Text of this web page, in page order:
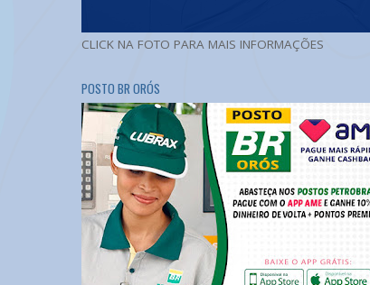
CLICK NA FOTO PARA MAIS INFORMAÇÕES
POSTO BR ORÓS